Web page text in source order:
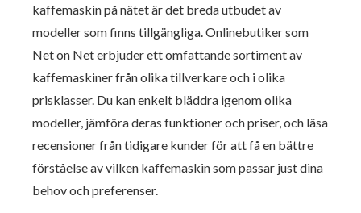
kaffemaskin på nätet är det breda utbudet av
modeller som finns tillgängliga. Onlinebutiker som
Net on Net erbjuder ett omfattande sortiment av
kaffemaskiner från olika tillverkare och i olika
prisklasser. Du kan enkelt bläddra igenom olika
modeller, jämföra deras funktioner och priser, och läsa
recensioner från tidigare kunder för att få en bättre
förståelse av vilken kaffemaskin som passar just dina
behov och preferenser.